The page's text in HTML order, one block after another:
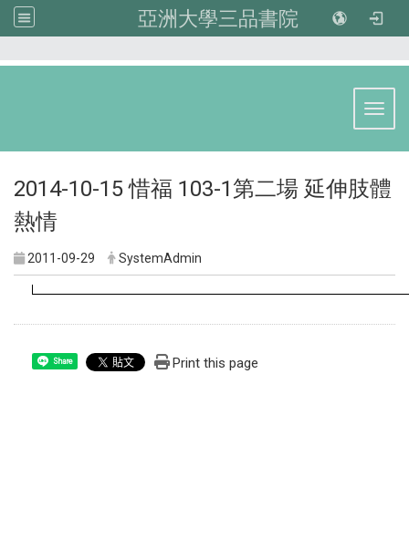
亞洲大學三品書院
2014-10-15 惜福 103-1第二場 延伸肢體
熱情
2011-09-29 SystemAdmin
Share Print this page